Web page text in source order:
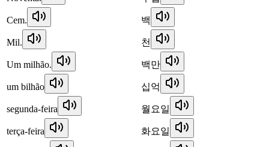
Cem. 백
Mil. 천
Um milhão. 백만
um bilhão 십억
segunda-feira 월요일
terça-feira 화요일